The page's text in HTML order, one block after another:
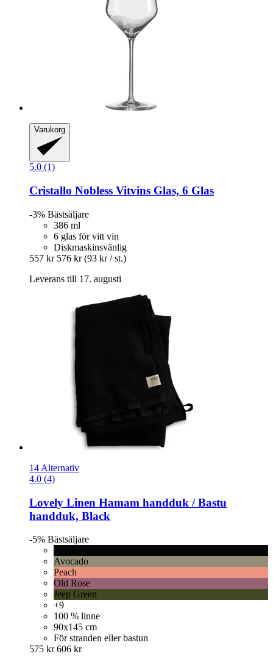
Varukorg
5.0 (1)
Cristallo Nobless Vitvins Glas, 6 Glas
-3% Bästsäljare
386 ml
6 glas för vitt vin
Diskmaskinsvänlig
557 kr 576 kr (93 kr / st.)
Leverans till 17. augusti
14 Alternativ
4.0 (4)
Lovely Linen Hamam handduk / Bastu
handduk, Black
-5% Bästsäljare
Avocado
Peach
Old Rose
Jeep Green
+9
100 % linne
90x145 cm
För stranden eller bastun
575 kr 606 kr